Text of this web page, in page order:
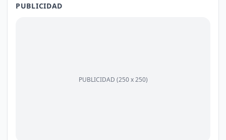
PUBLICIDAD
PUBLICIDAD (250 x 250)